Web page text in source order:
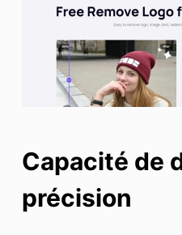
Capacité de
précision